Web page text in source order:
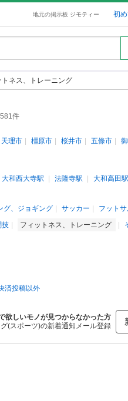
地元の掲示板 ジモティー 初
ネス、トレーニング
件
天理市 橿原市 桜井市 五條市
大和西大寺駅 法隆寺駅 大和高田駅
グ、ジョギング サッカー フット
技 フィットネス、トレーニング
済投稿以外
欲しいモノが見つからなかった方
(スポーツ)の新着通知メール登録